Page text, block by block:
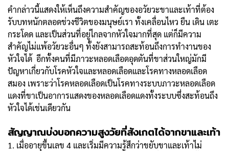
คำกล่าวนี้แสดงให้เห็นถึงความสำคัญของอวัยวะขาและเท้าที่ต้อง
รับบทหนักตลอดช่วงชีวิตของมนุษย์เรา ทั้งเคลื่อนไหว ยืน เดิน เตะ
กระโดด และเป็นส่วนที่อยู่ไกลจากหัวใจมากที่สุด แต่ก็มีความ
สำคัญไม่แพ้อวัยวะอื่นๆ ทั้งยังสามารถสะท้อนถึงการทำงานของ
หัวใจได้ อีกทั้งคนที่มีภาวะหลอดเลือดอุดตันที่ขาส่วนใหญ่มักมี
ปัญหาเกี่ยวกับโรคหัวใจและหลอดเลือดและโรคทางหลอดเลือด
สมอง เพราะว่าโรคหลอดเลือดเป็นโรคทางระบบภาวะหลอดเลือด
แดงที่ขาเป็นอาการแสดงของหลอดเลือดแดงทั้งระบบซึ่งสะท้อนถึง
หัวใจได้เช่นเดียวกัน
สัญญาณบ่งบอกความสูงวัยที่สังเกตได้จากขาและเท้า
1. เมื่ออายุขึ้นเลข 4 และเริ่มมีความรู้สึกว่าขยับขาและเท้าไม่